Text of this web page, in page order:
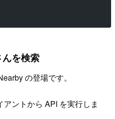
を検索
の登場です。
アントから API を実行しま